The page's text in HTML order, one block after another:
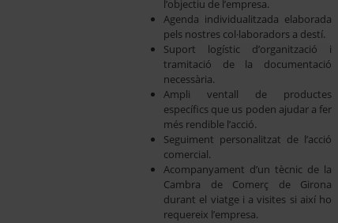
l’objectiu de l’empresa.
Agenda individualitzada elaborada
pels nostres col·laboradors a destí.
Suport logístic d’organització i
tramitació de la documentació
necessària.
Ampli ventall de productes
específics que us poden ajudar a fer
més rendible l’acció.
Seguiment personalitzat de l’acció
comercial.
Acompanyament d’un tècnic de la
Cambra de Comerç de Girona
durant el viatge i a visites si així ho
requereix l’empresa.